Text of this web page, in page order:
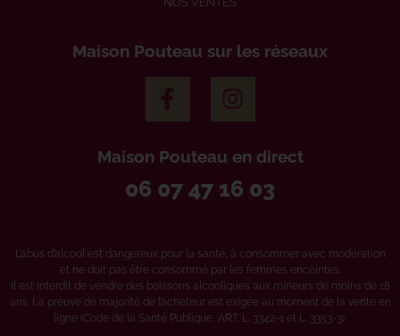
Maison Pouteau sur les réseaux
Maison Pouteau en direct
06 07 47 16 03
L’abus d’alcool est dangereux pour la santé, à consommer avec modération
et ne doit pas être consommé par les femmes enceintes.
Il est interdit de vendre des boissons alcooliques aux mineurs de moins de 18
ans. La preuve de majorité de l’acheteur est exigée au moment de la vente en
ligne (Code de la Santé Publique, ART. L. 3342-1 et L. 3353-3).